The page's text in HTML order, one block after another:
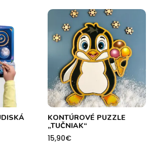
KONTÚROVÉ PUZZLE
„TUČNIAK“
15,90€